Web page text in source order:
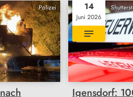
Polizei 14
Juni 2026
Igensdorf: